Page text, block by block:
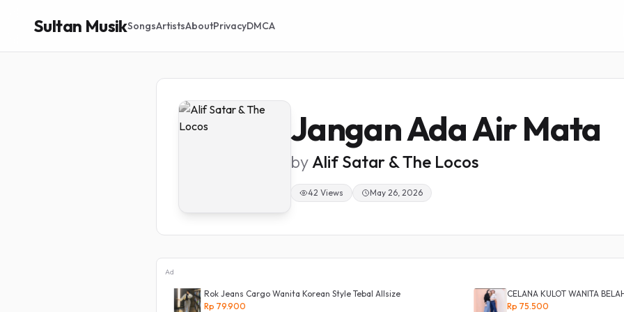
Sultan MusikSongsArtistsAboutPrivacyDMCA
Jangan Ada Air Mata
byAlif Satar & The Locos
42 Views May 26, 2026
Ad
Rok Jeans Cargo Wanita Korean Style Tebal Allsize
Rp 79.900
CELANA KULOT WANITA
Rp 75.500